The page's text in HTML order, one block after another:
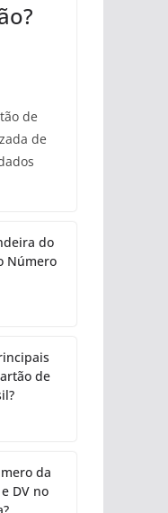
de
de
do
Número
de
da
DV no